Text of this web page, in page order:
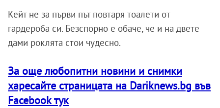
Кейт не за първи път повтаря тоалети от
гардероба си. Безспорно е обаче, че и на двете
дами роклята стои чудесно.
За още любопитни новини и снимки
харесайте страницата на Dariknews.bg във
Facebook тук